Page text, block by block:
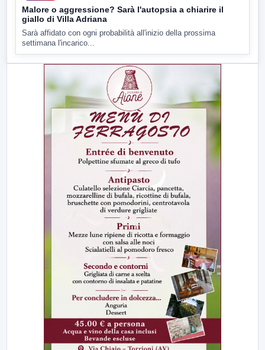
Malore o aggressione? Sarà l'autopsia a chiarire il
giallo di Villa Adriana
Sarà affidato con ogni probabilità all'inizio della prossima
settimana l'incarico...